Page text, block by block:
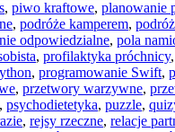
, piwo kraftowe, planowanie
, podróże kamperem,
odpowiedzialne, pola
, profilaktyka próchnicy,
, programowanie Swift,
, przetwory warzywne,
, psychodietetyka, puzzle,
, rejsy rzeczne, relacje